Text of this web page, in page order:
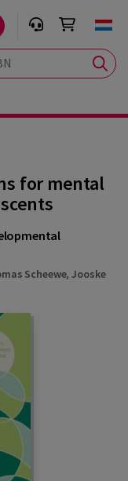
for mental
Scheewe,Jooske